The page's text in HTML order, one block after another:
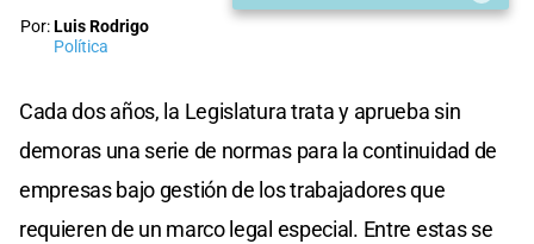
Por:Luis Rodrigo
Política
Cada dos años, la Legislatura trata y aprueba sin
demoras una serie de normas para la continuidad de
empresas bajo gestión de los trabajadores que
requieren de un marco legal especial. Entre estas se